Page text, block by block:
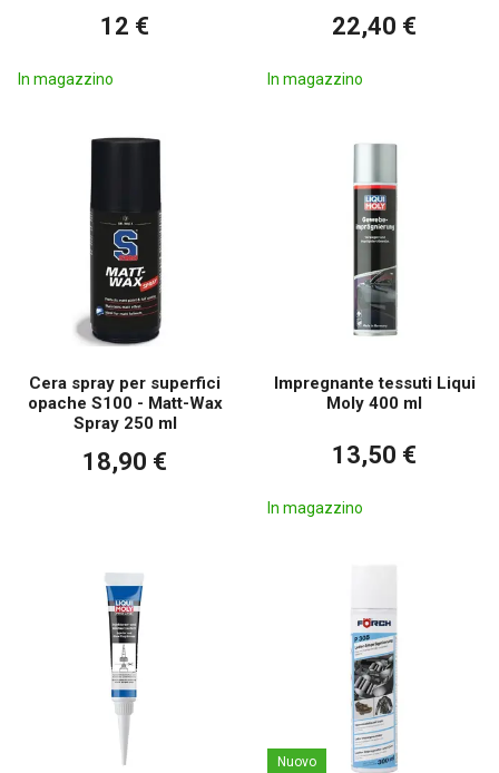
12 €
In magazzino
22,40 €
In magazzino
Cera spray per superfici
opache S100 - Matt-Wax
Spray 250 ml
18,90 €
Impregnante tessuti Liqui
Moly 400 ml
13,50 €
In magazzino
Nuovo